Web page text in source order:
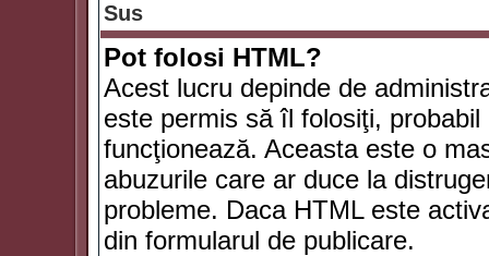
Sus
Pot folosi HTML?
Acest lucru depinde de
este permis să îl folosiţi,
funcţionează. Aceasta este o
abuzurile care ar duce la
probleme. Daca HTML este
din formularul de publicare.